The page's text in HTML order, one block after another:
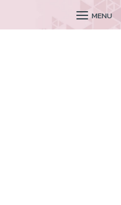
MENU